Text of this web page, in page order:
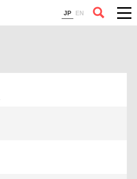
JP EN